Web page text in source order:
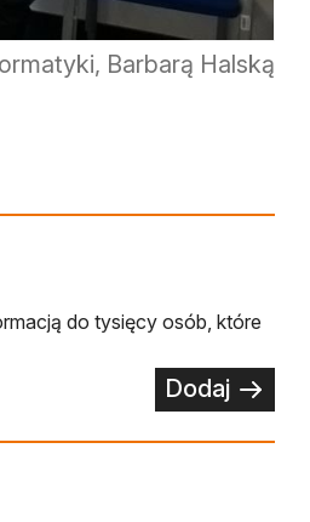
Barbarą Halską
do tysięcy osób, które
Dodaj